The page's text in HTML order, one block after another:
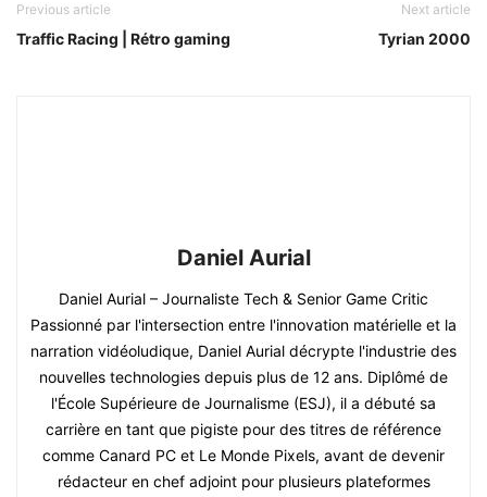
Previous article
Traffic Racing | Rétro gaming
Next article
Tyrian 2000
Daniel Aurial
Daniel Aurial – Journaliste Tech & Senior Game Critic
Passionné par l'intersection entre l'innovation matérielle et la
narration vidéoludique, Daniel Aurial décrypte l'industrie des
nouvelles technologies depuis plus de 12 ans. Diplômé de
l'École Supérieure de Journalisme (ESJ), il a débuté sa
carrière en tant que pigiste pour des titres de référence
comme Canard PC et Le Monde Pixels, avant de devenir
rédacteur en chef adjoint pour plusieurs plateformes